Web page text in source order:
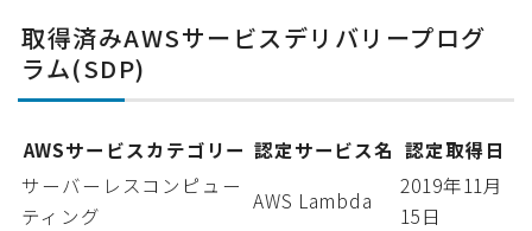
取得済みAWSサービスデリバリープログ
ラム(SDP)
AWSサービスカテゴリー 認定サービス名 認定取得日
サーバーレスコンピュー
ティング
AWS Lambda
2019年11月
15日